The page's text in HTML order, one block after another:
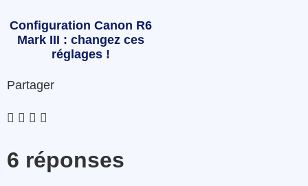
Configuration Canon R6
Mark III : changez ces
réglages !
Partager
6 réponses